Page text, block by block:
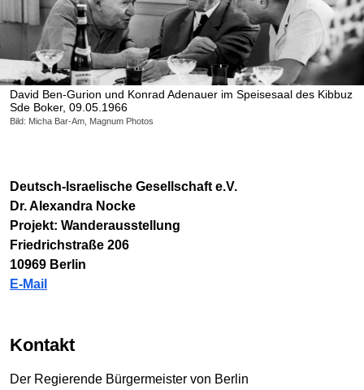
David Ben-Gurion und Konrad Adenauer im Speisesaal des Kibbuz
Sde Boker, 09.05.1966
Bild: Micha Bar-Am, Magnum Photos
Deutsch-Israelische Gesellschaft e.V.
Dr. Alexandra Nocke
Projekt: Wanderausstellung
Friedrichstraße 206
10969 Berlin
E-Mail
Kontakt
Der Regierende Bürgermeister von Berlin